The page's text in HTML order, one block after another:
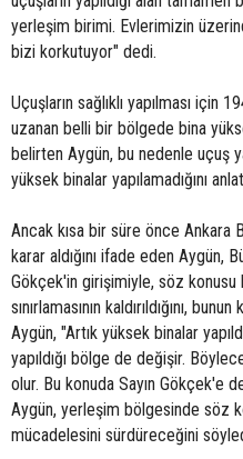
yerleşim birimi. Evlerimizin
bizi korkutuyor" dedi.
Uçuşların sağlıklı yapılması için
uzanan belli bir bölgede bina
belirten Aygün, bu nedenle uçuş
yüksek binalar yapılamadığını
Ancak kısa bir süre önce Ankara
karar aldığını ifade eden Aygün,
Gökçek'in girişimiyle, söz
sınırlamasının kaldırıldığını,
Aygün, "Artık yüksek binalar
yapıldığı bölge de değişir.
olur. Bu konuda Sayın Gökçek'e
Aygün, yerleşim bölgesinde söz
mücadelesini sürdüreceğini